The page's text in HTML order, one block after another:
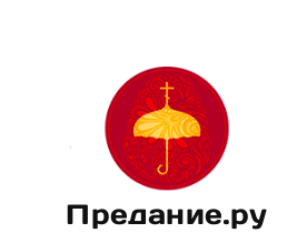
Предание.ру